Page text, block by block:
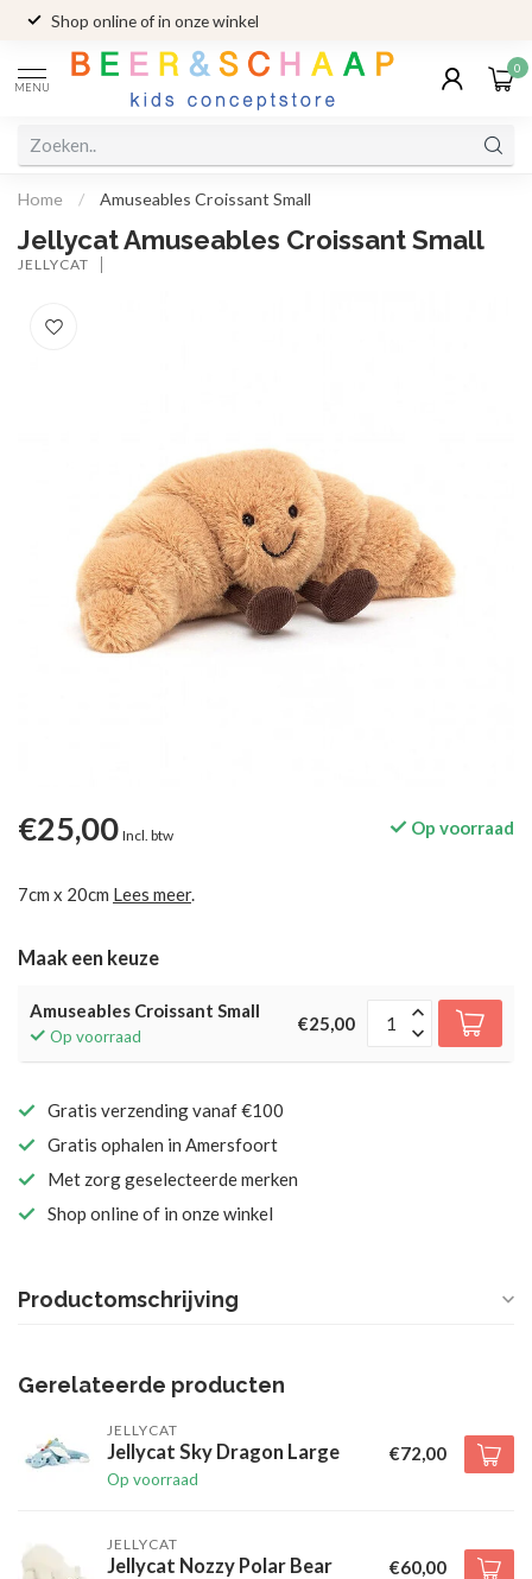
Shop online of in onze winkel
MENU
0
Home / Amuseables Croissant Small
Jellycat Amuseables Croissant Small
JELLYCAT
€25,00 Incl. btw Op voorraad
7cm x 20cm Lees meer.
Maak een keuze
Amuseables Croissant Small
Op voorraad
€25,00
Gratis verzending vanaf €100
Gratis ophalen in Amersfoort
Met zorg geselecteerde merken
Shop online of in onze winkel
Productomschrijving
Gerelateerde producten
JELLYCAT
Jellycat Sky Dragon Large
Op voorraad
€72,00
JELLYCAT
Jellycat Nozzy Polar Bear €60,00